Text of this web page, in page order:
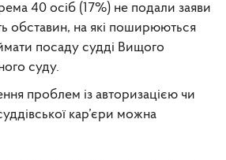
40 осіб (17%) не подали заяви
обставин, на які поширюються
посаду судді Вищого
суду.
проблем із авторизацією чи
кар’єри можна